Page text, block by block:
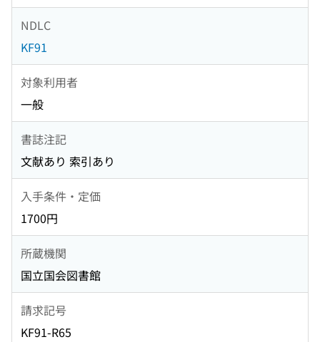
NDLC
KF91
対象利用者
一般
書誌注記
文献あり 索引あり
入手条件・定価
1700円
所蔵機関
国立国会図書館
請求記号
KF91-R65